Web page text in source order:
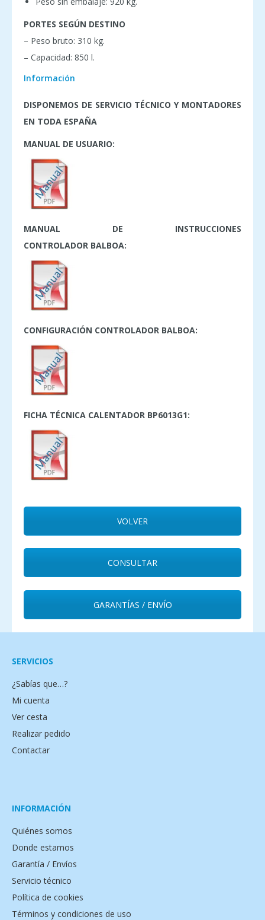
PORTES SEGÚN DESTINO
– Peso bruto: 310 kg.
– Capacidad: 850 l.
Información
DISPONEMOS DE SERVICIO TÉCNICO Y MONTADORES
EN TODA ESPAÑA
MANUAL DE USUARIO:
MANUAL DE INSTRUCCIONES
CONTROLADOR BALBOA:
CONFIGURACIÓN CONTROLADOR BALBOA:
FICHA TÉCNICA CALENTADOR BP6013G1:
VOLVER
CONSULTAR
GARANTÍAS / ENVÍO
SERVICIOS
¿Sabías que…?
Mi cuenta
Ver cesta
Realizar pedido
Contactar
INFORMACIÓN
Quiénes somos
Donde estamos
Garantía / Envíos
Servicio técnico
Política de cookies
Términos y condiciones de uso